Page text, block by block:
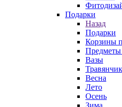
Подарки
Назад
Подарки
Корзины
Предметы
Вазы
Весна
Лето
Осень
Зима